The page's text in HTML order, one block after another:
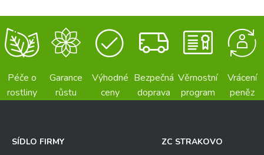
Péče o
rostliny
Garance
růstu
Výhodné
ceny
Bezpečná
doprava
Věrnostní
program
Vrácení
peněz
SÍDLO FIRMY
ZC STRAKOVO